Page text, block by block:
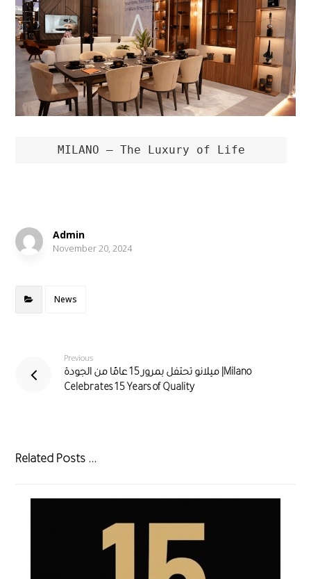
MILANO – The Luxury of Life
Admin
November 20, 2024
News
Previous
ميلانو تحتفل بمرور 15 عامًا من الجودة |Milano
Celebrates 15 Years of Quality
Related Posts ...